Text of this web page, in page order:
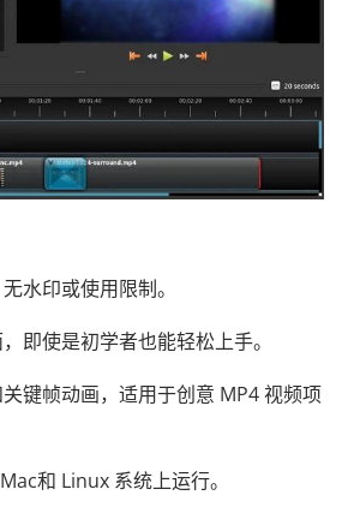
水印或使用限制。
即使是初学者也能轻松上手。
键帧动画，适用于创意 MP4 视频项
和 Linux 系统上运行。